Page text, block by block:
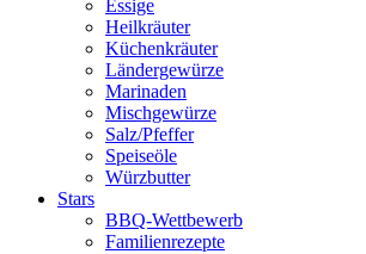
Essige
Heilkräuter
Küchenkräuter
Ländergewürze
Marinaden
Mischgewürze
Salz/Pfeffer
Speiseöle
Würzbutter
Stars
BBQ-Wettbewerb
Familienrezepte